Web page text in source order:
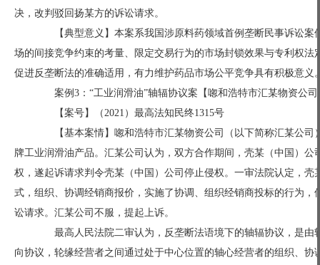
决，改判驳回扬某方的诉讼请求。
【典型意义】本案系我国涉原料药领域首例垄断民事诉讼案
场的间接竞争约束的考量、限定交易行为的市场封锁效果与专利权
促进反垄断法的准确适用，有力维护药品市场公平竞争具有积极意义
案例3：“工业润滑油”轴辐协议案【唿和浩特市汇某物资公司
【案号】（2021）最高法知民终1315号
【基本案情】唿和浩特市汇某物资公司（以下简称汇某公司
牌工业润滑油产品。汇某公司认为，双方合作期间，壳某（中国）
权，遂起诉请求判令壳某（中国）公司停止侵权。一审法院认定，
式，组织、协调经销商报价，实施了协调、组织经销商投标的行为
讼请求。汇某公司不服，提起上诉。
最高人民法院二审认为，反垄断法语境下的轴辐协议，是由
向协议，轮缘经营者之间通过处于中心位置的轴心经营者的组织、